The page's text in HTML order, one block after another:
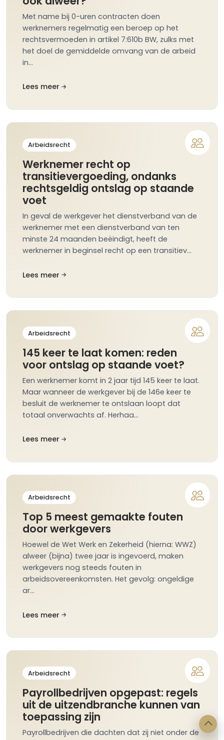
Met name bij 0-uren contracten doen
werknemers regelmatig een beroep op het
rechtsvermoeden in artikel 7:610b BW, zulks met
het doel de gemiddelde omvang van de arbeid
in…
Lees meer
Arbeidsrecht
Werknemer recht op
transitievergoeding, ondanks
rechtsgeldig ontslag op staande
voet
In geval de werkgever het dienstverband van de
werknemer met een dienstverband van ten
minste 24 maanden beëindigt, heeft de
werknemer in beginsel recht op een transitiev…
Lees meer
Arbeidsrecht
145 keer te laat komen: reden
voor ontslag op staande voet?
Een werknemer komt in 2 jaar tijd 145 keer te laat.
Maar wanneer de werkgever bij de 146e keer te
besluit de werknemer te ontslaan loopt dat
totaal onverwachts af. Herhaa…
Lees meer
Arbeidsrecht
Top 5 meest gemaakte fouten
door werkgevers
Hoewel de Wet Werk en Zekerheid (hierna: WWZ)
alweer (bijna) twee jaar is ingevoerd, maken
werkgevers nog steeds fouten in
arbeidsovereenkomsten. Het gevolg: ongeldige
ar…
Lees meer
Arbeidsrecht
Payrollbedrijven opgepast: regels
uit de uitzendbranche kunnen van
toepassing zijn
Payrollbedrijven die dachten dat zij niet onder de